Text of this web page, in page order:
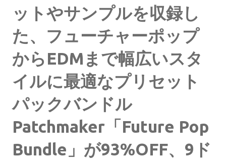
ットやサンプルを収録し
た、フューチャーポップ
からEDMまで幅広いスタ
イルに最適なプリセット
パックバンドル
Patchmaker「Future Pop
Bundle」が93%OFF、9ド